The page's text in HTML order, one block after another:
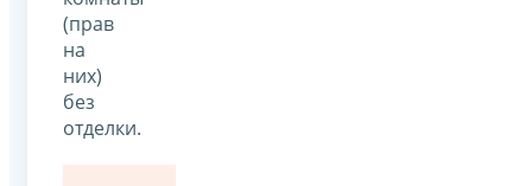
(прав
на
них)
без
отделки.